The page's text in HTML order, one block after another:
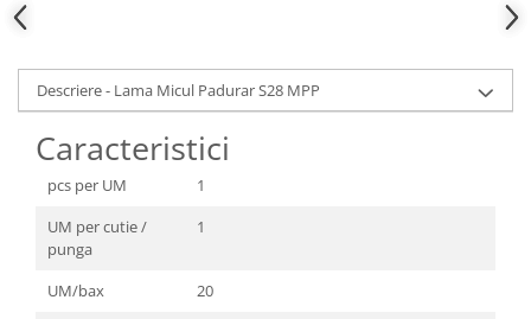
Descriere - Lama Micul Padurar S28 MPP
Caracteristici
pcs per UM
1
UM per cutie /
punga
1
UM/bax
20